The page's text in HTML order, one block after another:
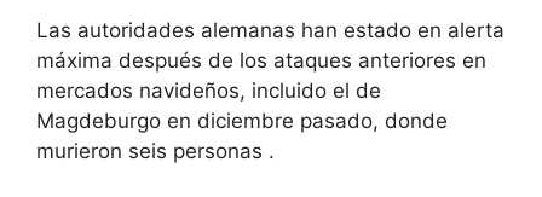
Las autoridades alemanas han estado en alerta
máxima después de los ataques anteriores en
mercados navideños, incluido el de
Magdeburgo en diciembre pasado, donde
murieron seis personas .